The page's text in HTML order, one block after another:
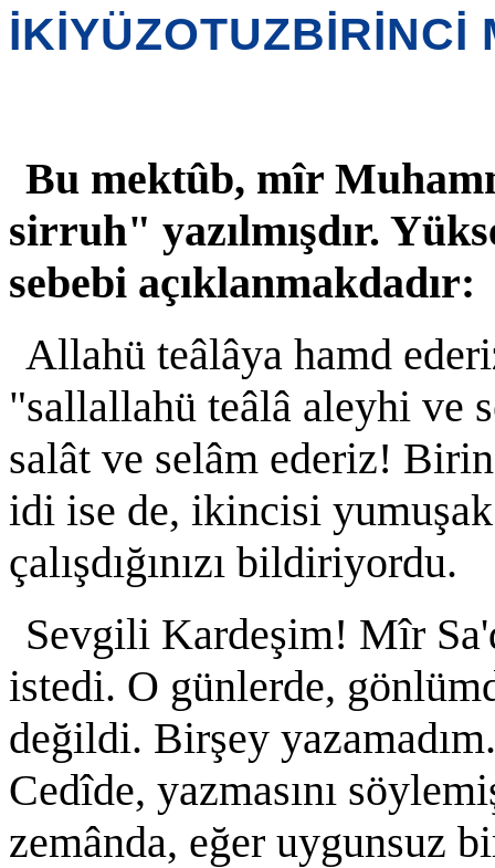
İKİYÜZOTUZBİRİNCİ
Bu mektûb, mîr
sirruh" yazılmışdır.
sebebi açıklanmakdadır:
Allahü teâlâya hamd
"sallallahü teâlâ aleyhi ve
salât ve selâm ederiz!
idi ise de, ikincisi
çalışdığınızı bildiriyordu.
Sevgili Kardeşim! Mîr
istedi. O günlerde,
değildi. Birşey
Cedîde, yazmasını
zemânda, eğer uygunsuz